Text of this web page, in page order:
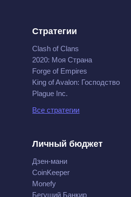
Стратегии
Clash of Clans
2020: Моя Cтрана
Forge of Empires
King of Avalon: Господство
Plague Inc.
Все стратегии
Личный бюджет
Дзен-мани
CoinKeeper
Monefy
Бегущий Банкир